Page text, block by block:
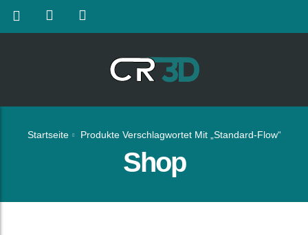
Startseite Produkte Verschlagwortet Mit „Standard-Flow“
Shop